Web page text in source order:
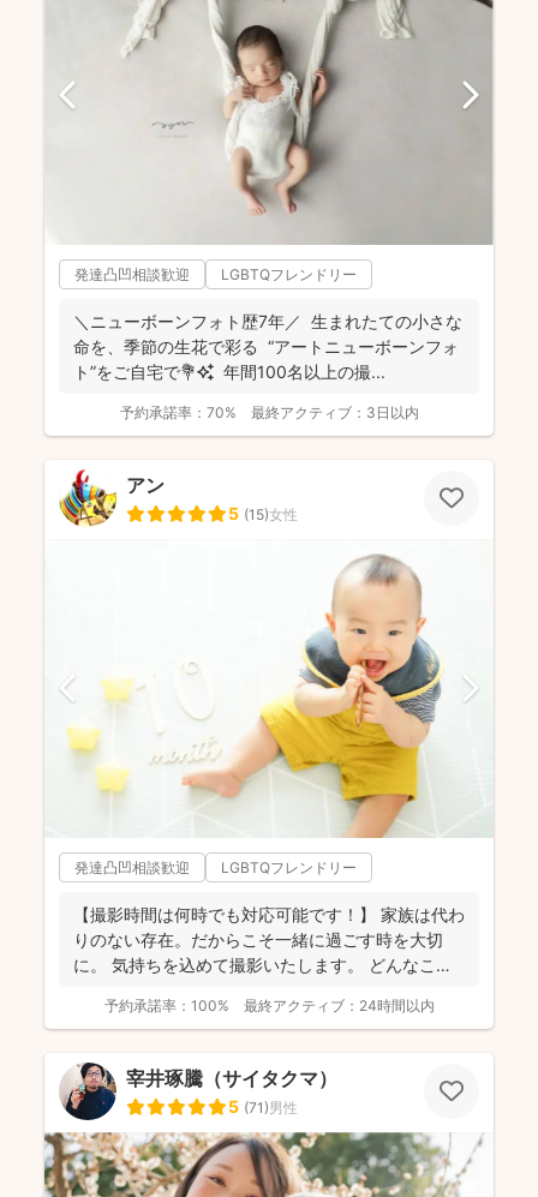
発達凸凹相談歓迎 LGBTQフレンドリー
＼ニューボーンフォト歴7年／ 生まれたての小さな
命を、季節の生花で彩る “アートニューボーンフォ
ト”をご自宅で💐✨ 年間100名以上の撮...
予約承諾率： 70% 最終アクティブ： 3日以内
アン
5 (15)女性
発達凸凹相談歓迎 LGBTQフレンドリー
【撮影時間は何時でも対応可能です！】 家族は代わ
りのない存在。だからこそ一緒に過ごす時を大切
に。 気持ちを込めて撮影いたします。 どんなこと
予約承諾率： 100% 最終アクティブ： 24時間以内
宰井琢騰（サイタクマ）
5 (71)男性